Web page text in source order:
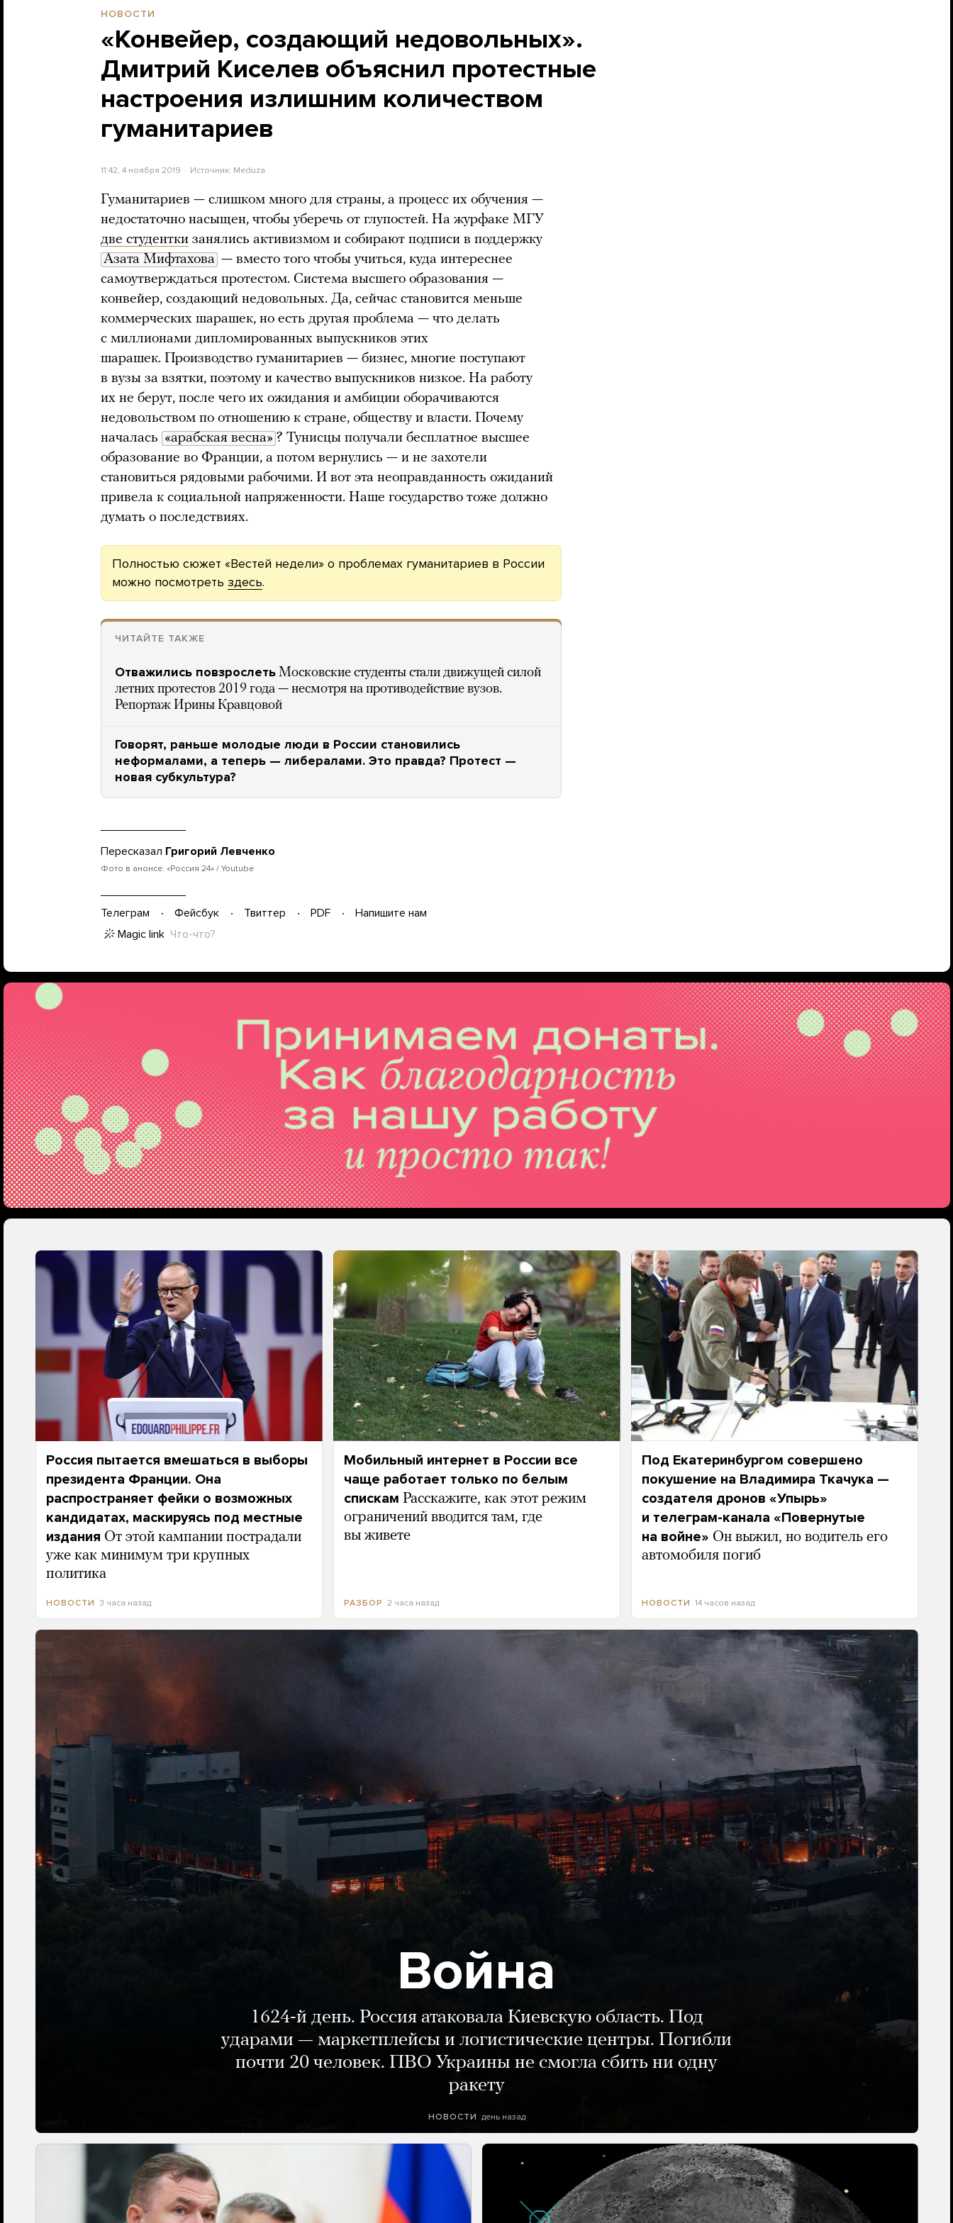
НОВОСТИ
«Конвейер, создающий недовольных».
Дмитрий Киселев объяснил протестные
настроения излишним количеством
гуманитариев
11:42, 4 ноября 2019 Источник: Meduza
Гуманитариев — слишком много для страны, а процесс их обучения —
недостаточно насыщен, чтобы уберечь от глупостей. На журфаке МГУ
две студентки занялись активизмом и собирают подписи в поддержку
Азата Мифтахова — вместо того чтобы учиться, куда интереснее
самоутверждаться протестом. Система высшего образования —
конвейер, создающий недовольных. Да, сейчас становится меньше
коммерческих шарашек, но есть другая проблема — что делать
с миллионами дипломированных выпускников этих
шарашек. Производство гуманитариев — бизнес, многие поступают
в вузы за взятки, поэтому и качество выпускников низкое. На работу
их не берут, после чего их ожидания и амбиции оборачиваются
недовольством по отношению к стране, обществу и власти. Почему
началась «арабская весна» ? Тунисцы получали бесплатное высшее
образование во Франции, а потом вернулись — и не захотели
становиться рядовыми рабочими. И вот эта неоправданность ожиданий
привела к социальной напряженности. Наше государство тоже должно
думать о последствиях.
Полностью сюжет «Вестей недели» о проблемах гуманитариев в России
можно посмотреть здесь.
ЧИТАЙТЕ ТАКЖЕ
Отважились повзрослеть Московские студенты стали движущей силой
летних протестов 2019 года — несмотря на противодействие вузов.
Репортаж Ирины Кравцовой
Говорят, раньше молодые люди в России становились
неформалами, а теперь — либералами. Это правда? Протест —
новая субкультура?
Пересказал Григорий Левченко
Фото в анонсе: «Россия 24» / Youtube
Телеграм Фейсбук Твиттер PDF
Напишите нам
Magic link Что-что?
Россия пытается вмешаться в выборы
президента Франции. Она
распространяет фейки о возможных
кандидатах, маскируясь под местные
издания От этой кампании пострадали
уже как минимум три крупных
политика
НОВОСТИ 3 часа назад
Мобильный интернет в России все
чаще работает только по белым
спискам Расскажите, как этот режим
ограничений вводится там, где
вы живете
РАЗБОР 2 часа назад
Под Екатеринбургом совершено
покушение на Владимира Ткачука —
создателя дронов «Упырь»
и телеграм-канала «Повернутые
на войне» Он выжил, но водитель его
автомобиля погиб
НОВОСТИ 14 часов назад
Война
1624-й день. Россия атаковала Киевскую область. Под
ударами — маркетплейсы и логистические центры. Погибли
почти 20 человек. ПВО Украины не смогла сбить ни одну
ракету
НОВОСТИ день назад